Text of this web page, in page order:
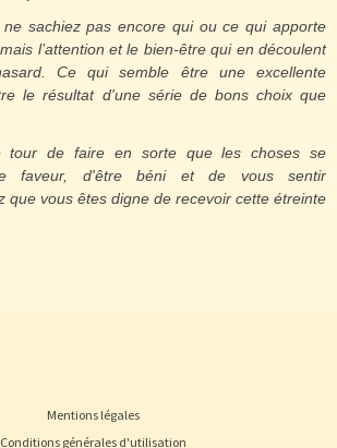
sachiez pas encore qui ou ce qui apporte
l’attention et le bien-être qui en découlent
Ce qui semble être une excellente
le résultat d'une série de bons choix que
tour de faire en sorte que les choses se
faveur, d'être béni et de vous sentir
que vous êtes digne de recevoir cette étreinte
Mentions légales
Conditions générales d'utilisation